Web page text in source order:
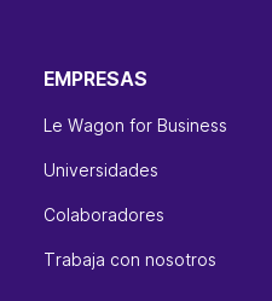
EMPRESAS
Le Wagon for Business
Universidades
Colaboradores
Trabaja con nosotros